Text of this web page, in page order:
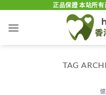
content
正品保證 本站所
TAG